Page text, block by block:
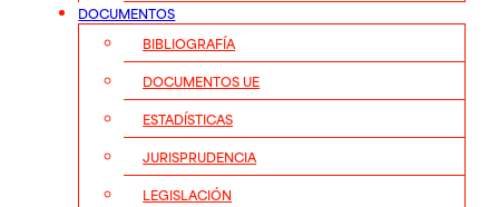
DOCUMENTOS
BIBLIOGRAFÍA
DOCUMENTOS UE
ESTADÍSTICAS
JURISPRUDENCIA
LEGISLACIÓN